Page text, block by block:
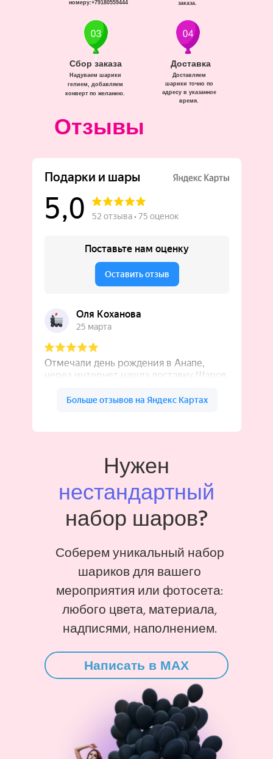
Доставка
Доставляем
шарики точно по
адресу в указанное
время.
Сбор заказа
Надуваем шарики
гелием, добавляем
конверт по желанию.
номеру:+79180559444 заказа.
Отзывы
Нужен
нестандартный
набор шаров?
Соберем уникальный набор
шариков для вашего
мероприятия или фотосета:
любого цвета, материала,
надписями, наполнением.
Написать в MAX